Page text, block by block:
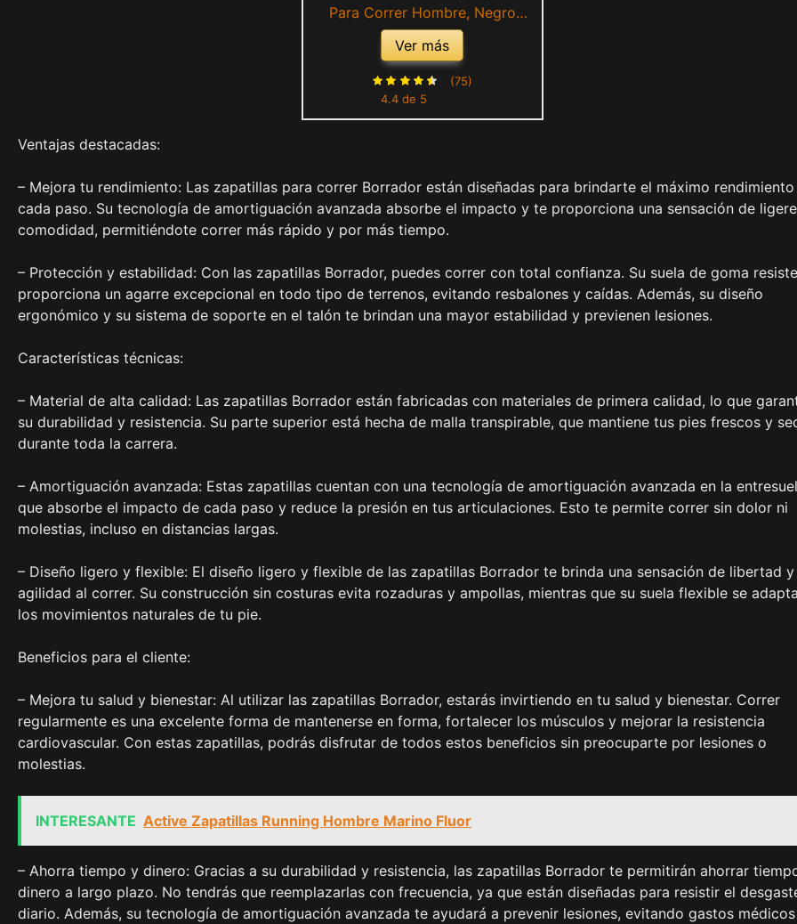
Para Correr Hombre, Negro
(Black), 41.5 EU
Ver más
4.4 de 5
(75)
Ventajas destacadas:
– Mejora tu rendimiento: Las zapatillas para correr Borrador están diseñadas para brindarte el máximo rendimiento
cada paso. Su tecnología de amortiguación avanzada absorbe el impacto y te proporciona una sensación de
comodidad, permitiéndote correr más rápido y por más tiempo.
– Protección y estabilidad: Con las zapatillas Borrador, puedes correr con total confianza. Su suela de goma
proporciona un agarre excepcional en todo tipo de terrenos, evitando resbalones y caídas. Además, su diseño
ergonómico y su sistema de soporte en el talón te brindan una mayor estabilidad y previenen lesiones.
Características técnicas:
– Material de alta calidad: Las zapatillas Borrador están fabricadas con materiales de primera calidad, lo que
su durabilidad y resistencia. Su parte superior está hecha de malla transpirable, que mantiene tus pies frescos y
durante toda la carrera.
– Amortiguación avanzada: Estas zapatillas cuentan con una tecnología de amortiguación avanzada en la
que absorbe el impacto de cada paso y reduce la presión en tus articulaciones. Esto te permite correr sin dolor ni
molestias, incluso en distancias largas.
– Diseño ligero y flexible: El diseño ligero y flexible de las zapatillas Borrador te brinda una sensación de libertad y
agilidad al correr. Su construcción sin costuras evita rozaduras y ampollas, mientras que su suela flexible se
los movimientos naturales de tu pie.
Beneficios para el cliente:
– Mejora tu salud y bienestar: Al utilizar las zapatillas Borrador, estarás invirtiendo en tu salud y bienestar. Correr
regularmente es una excelente forma de mantenerse en forma, fortalecer los músculos y mejorar la resistencia
cardiovascular. Con estas zapatillas, podrás disfrutar de todos estos beneficios sin preocuparte por lesiones o
molestias.
INTERESANTE Active Zapatillas Running Hombre Marino Fluor
– Ahorra tiempo y dinero: Gracias a su durabilidad y resistencia, las zapatillas Borrador te permitirán ahorrar
dinero a largo plazo. No tendrás que reemplazarlas con frecuencia, ya que están diseñadas para resistir el
diario. Además, su tecnología de amortiguación avanzada te ayudará a prevenir lesiones, evitando gastos médicos